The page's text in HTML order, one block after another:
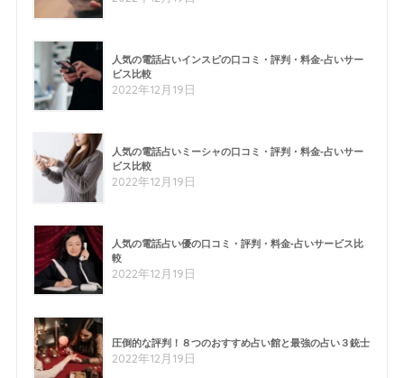
人気の電話占いインスピの口コミ・評判・料金-占いサー
ビス比較
2022年12月19日
人気の電話占いミーシャの口コミ・評判・料金-占いサー
ビス比較
2022年12月19日
人気の電話占い優の口コミ・評判・料金-占いサービス比
較
2022年12月19日
圧倒的な評判！８つのおすすめ占い館と最強の占い３銃士
2022年12月19日